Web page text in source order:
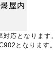
屋内
対応となります。
となります。